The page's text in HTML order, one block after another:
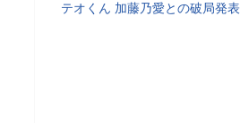
テオくん 加藤乃愛との破局発表